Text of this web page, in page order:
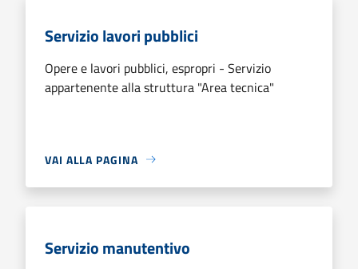
Servizio lavori pubblici
Opere e lavori pubblici, espropri - Servizio
appartenente alla struttura "Area tecnica"
VAI ALLA PAGINA
Servizio manutentivo